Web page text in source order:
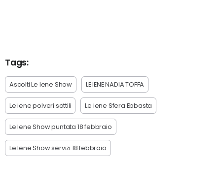
Tags:
Ascolti Le Iene Show LE IENE NADIA TOFFA
Le iene polveri sottili Le iene Sfera Ebbasta
Le Iene Show puntata 18 febbraio
Le Iene Show servizi 18 febbraio